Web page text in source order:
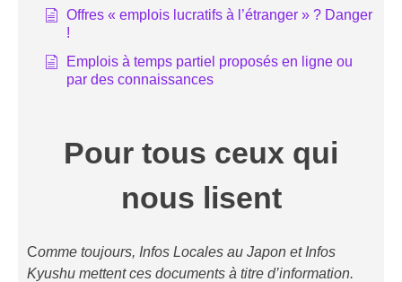
Offres « emplois lucratifs à l’étranger » ? Danger
!
Emplois à temps partiel proposés en ligne ou
par des connaissances
Pour tous ceux qui
nous lisent
Comme toujours, Infos Locales au Japon et Infos
Kyushu mettent ces documents à titre d’information.